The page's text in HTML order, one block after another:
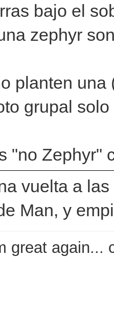
bajo el
zephyr
planten
grupal solo
"no Zephyr"
vuelta a
Man, y
great again...